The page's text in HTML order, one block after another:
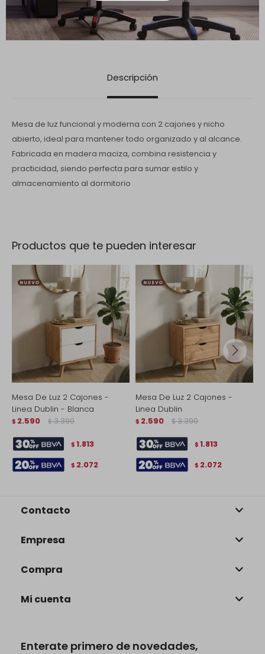
Descripción
Mesa de luz funcional y moderna con 2 cajones y nicho
abierto, ideal para mantener todo organizado y al alcance.
Fabricada en madera maciza, combina resistencia y
practicidad, siendo perfecta para sumar estilo y
almacenamiento al dormitorio
Productos que te pueden interesar
Mesa De Luz 2 Cajones -
Linea Dublin - Blanca
$ 2.590 $ 3.390
$ 1.813
$ 2.072
Mesa De Luz 2 Cajones -
Linea Dublin
$ 2.590 $ 3.390
$ 1.813
$ 2.072
Enterate primero de novedades,
Contacto
Empresa
Compra
Mi cuenta